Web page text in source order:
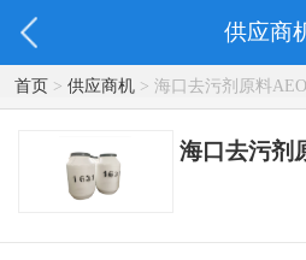
供应商
首页> 供应商机> 海口去污剂原料
海口去污剂